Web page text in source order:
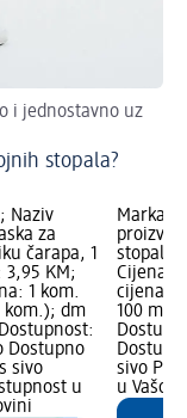
i jednostavno uz
stopala?
Naziv
za
čarapa, 1
3,95 KM;
1 kom.
kom.); dm
Dostupno
sivo
u
Marka:
stopala
Cijena:
cijena:
100 ml);
sivo
u Vašoj